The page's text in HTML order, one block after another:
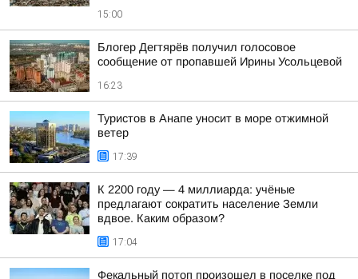
15:00
Блогер Дегтярёв получил голосовое
сообщение от пропавшей Ирины Усольцевой
16:23
Туристов в Анапе уносит в море отжимной
ветер
17:39
К 2200 году — 4 миллиарда: учёные
предлагают сократить население Земли
вдвое. Каким образом?
17:04
Фекальный потоп произошел в поселке под